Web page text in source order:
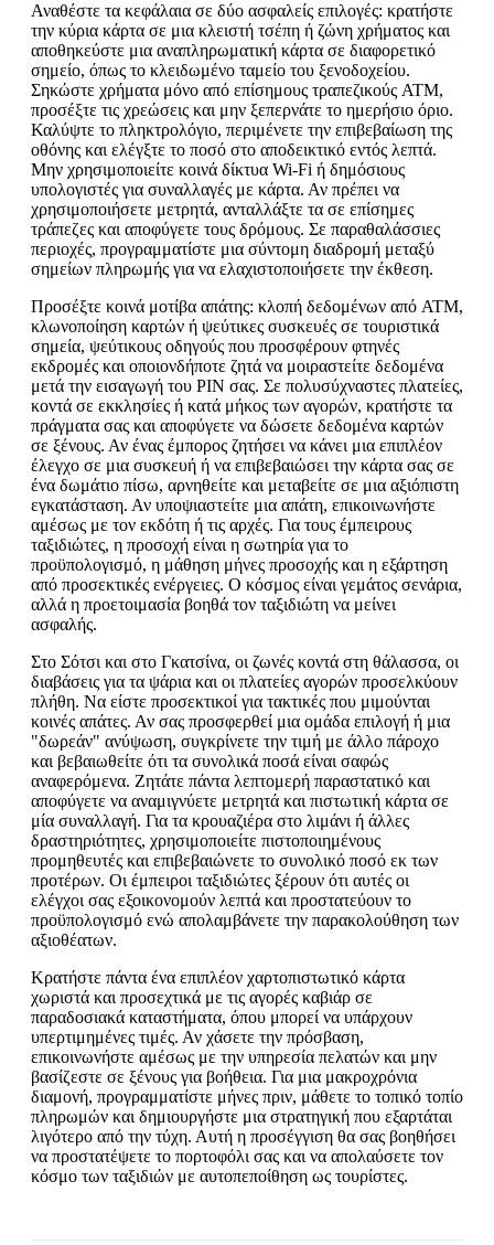
Αναθέστε τα κεφάλαια σε δύο ασφαλείς επιλογές: κρατήστε
την κύρια κάρτα σε μια κλειστή τσέπη ή ζώνη χρήματος και
αποθηκεύστε μια αναπληρωματική κάρτα σε διαφορετικό
σημείο, όπως το κλειδωμένο ταμείο του ξενοδοχείου.
Σηκώστε χρήματα μόνο από επίσημους τραπεζικούς ATM,
προσέξτε τις χρεώσεις και μην ξεπερνάτε το ημερήσιο όριο.
Καλύψτε το πληκτρολόγιο, περιμένετε την επιβεβαίωση της
οθόνης και ελέγξτε το ποσό στο αποδεικτικό εντός λεπτά.
Μην χρησιμοποιείτε κοινά δίκτυα Wi-Fi ή δημόσιους
υπολογιστές για συναλλαγές με κάρτα. Αν πρέπει να
χρησιμοποιήσετε μετρητά, ανταλλάξτε τα σε επίσημες
τράπεζες και αποφύγετε τους δρόμους. Σε παραθαλάσσιες
περιοχές, προγραμματίστε μια σύντομη διαδρομή μεταξύ
σημείων πληρωμής για να ελαχιστοποιήσετε την έκθεση.
Προσέξτε κοινά μοτίβα απάτης: κλοπή δεδομένων από ATM,
κλωνοποίηση καρτών ή ψεύτικες συσκευές σε τουριστικά
σημεία, ψεύτικους οδηγούς που προσφέρουν φτηνές
εκδρομές και οποιονδήποτε ζητά να μοιραστείτε δεδομένα
μετά την εισαγωγή του PIN σας. Σε πολυσύχναστες πλατείες,
κοντά σε εκκλησίες ή κατά μήκος των αγορών, κρατήστε τα
πράγματα σας και αποφύγετε να δώσετε δεδομένα καρτών
σε ξένους. Αν ένας έμπορος ζητήσει να κάνει μια επιπλέον
έλεγχο σε μια συσκευή ή να επιβεβαιώσει την κάρτα σας σε
ένα δωμάτιο πίσω, αρνηθείτε και μεταβείτε σε μια αξιόπιστη
εγκατάσταση. Αν υποψιαστείτε μια απάτη, επικοινωνήστε
αμέσως με τον εκδότη ή τις αρχές. Για τους έμπειρους
ταξιδιώτες, η προσοχή είναι η σωτηρία για το
προϋπολογισμό, η μάθηση μήνες προσοχής και η εξάρτηση
από προσεκτικές ενέργειες. Ο κόσμος είναι γεμάτος σενάρια,
αλλά η προετοιμασία βοηθά τον ταξιδιώτη να μείνει
ασφαλής.
Στο Σότσι και στο Γκατσίνα, οι ζωνές κοντά στη θάλασσα, οι
διαβάσεις για τα ψάρια και οι πλατείες αγορών προσελκύουν
πλήθη. Να είστε προσεκτικοί για τακτικές που μιμούνται
κοινές απάτες. Αν σας προσφερθεί μια ομάδα επιλογή ή μια
"δωρεάν" ανύψωση, συγκρίνετε την τιμή με άλλο πάροχο
και βεβαιωθείτε ότι τα συνολικά ποσά είναι σαφώς
αναφερόμενα. Ζητάτε πάντα λεπτομερή παραστατικό και
αποφύγετε να αναμιγνύετε μετρητά και πιστωτική κάρτα σε
μία συναλλαγή. Για τα κρουαζιέρα στο λιμάνι ή άλλες
δραστηριότητες, χρησιμοποιείτε πιστοποιημένους
προμηθευτές και επιβεβαιώνετε το συνολικό ποσό εκ των
προτέρων. Οι έμπειροι ταξιδιώτες ξέρουν ότι αυτές οι
ελέγχοι σας εξοικονομούν λεπτά και προστατεύουν το
προϋπολογισμό ενώ απολαμβάνετε την παρακολούθηση των
αξιοθέατων.
Κρατήστε πάντα ένα επιπλέον χαρτοπιστωτικό κάρτα
χωριστά και προσεχτικά με τις αγορές καβιάρ σε
παραδοσιακά καταστήματα, όπου μπορεί να υπάρχουν
υπερτιμημένες τιμές. Αν χάσετε την πρόσβαση,
επικοινωνήστε αμέσως με την υπηρεσία πελατών και μην
βασίζεστε σε ξένους για βοήθεια. Για μια μακροχρόνια
διαμονή, προγραμματίστε μήνες πριν, μάθετε το τοπικό τοπίο
πληρωμών και δημιουργήστε μια στρατηγική που εξαρτάται
λιγότερο από την τύχη. Αυτή η προσέγγιση θα σας βοηθήσει
να προστατέψετε το πορτοφόλι σας και να απολαύσετε τον
κόσμο των ταξιδιών με αυτοπεποίθηση ως τουρίστες.